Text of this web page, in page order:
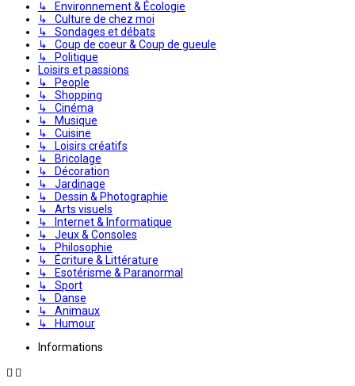
↳ Environnement & Écologie
↳ Culture de chez moi
↳ Sondages et débats
↳ Coup de coeur & Coup de gueule
↳ Politique
Loisirs et passions
↳ People
↳ Shopping
↳ Cinéma
↳ Musique
↳ Cuisine
↳ Loisirs créatifs
↳ Bricolage
↳ Décoration
↳ Jardinage
↳ Dessin & Photographie
↳ Arts visuels
↳ Internet & Informatique
↳ Jeux & Consoles
↳ Philosophie
↳ Écriture & Littérature
↳ Esotérisme & Paranormal
↳ Sport
↳ Danse
↳ Animaux
↳ Humour
Informations